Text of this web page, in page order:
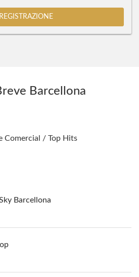
REGISTRAZIONE
Barcellona
Comercial / Top Hits
Barcellona